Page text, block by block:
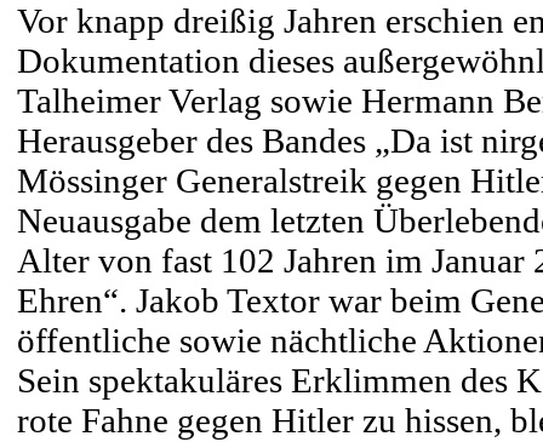
Vor knapp dreißig Jahren erschien
Dokumentation dieses
Talheimer Verlag sowie Hermann
Herausgeber des Bandes „Da ist
Mössinger Generalstreik gegen
Neuausgabe dem letzten
Alter von fast 102 Jahren im Januar
Ehren“. Jakob Textor war beim
öffentliche sowie nächtliche
Sein spektakuläres Erklimmen des
rote Fahne gegen Hitler zu hissen,